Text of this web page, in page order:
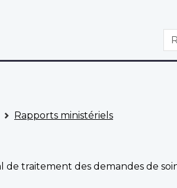
Rapports ministériels
traitement des demandes de